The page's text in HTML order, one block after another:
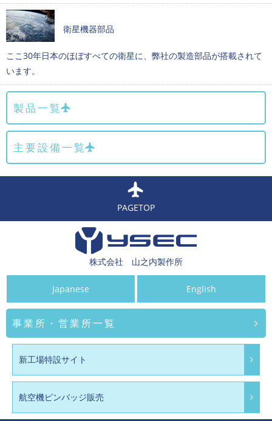
衛星機器部品
ここ30年日本のほぼすべての衛星に、弊社の製造部品が搭載されて
います。
製品一覧
主要設備一覧
PAGETOP
株式会社 山之内製作所
Japanese English
事業所・営業所一覧
新工場特設サイト
航空機ピンバッジ販売